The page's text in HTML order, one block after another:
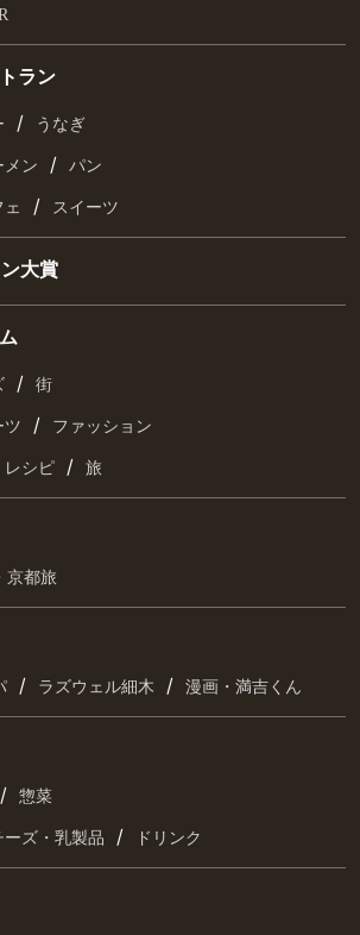
ラン
/ うなぎ
メン / パン
ェ / スイーツ
大賞
/ 街
ツ / ファッション
レシピ / 旅
京都旅
/ ラズウェル細木 / 漫画・満吉くん
/ 惣菜
ーズ・乳製品 / ドリンク